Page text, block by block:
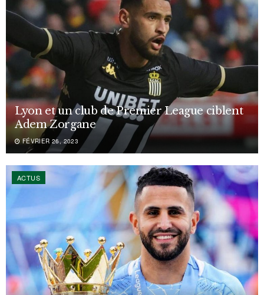
Lyon et un club de Premier League ciblent
Adem Zorgane
FÉVRIER 26, 2023
ACTUS